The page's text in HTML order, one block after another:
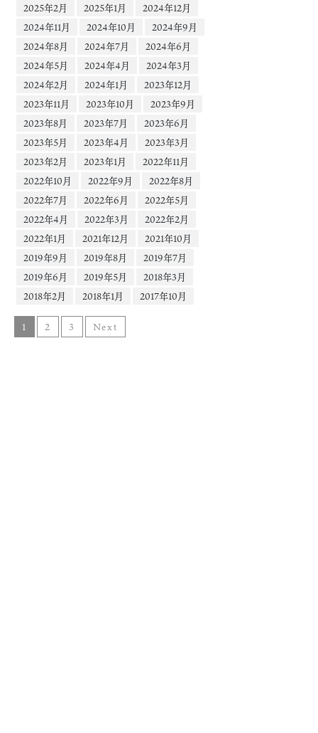
2025年2月
2025年1月
2024年12月
2024年11月
2024年10月
2024年9月
2024年8月
2024年7月
2024年6月
2024年5月
2024年4月
2024年3月
2024年2月
2024年1月
2023年12月
2023年11月
2023年10月
2023年9月
2023年8月
2023年7月
2023年6月
2023年5月
2023年4月
2023年3月
2023年2月
2023年1月
2022年11月
2022年10月
2022年9月
2022年8月
2022年7月
2022年6月
2022年5月
2022年4月
2022年3月
2022年2月
2022年1月
2021年12月
2021年10月
2019年9月
2019年8月
2019年7月
2019年6月
2019年5月
2018年3月
2018年2月
2018年1月 2017年10月
1 2 3 Next